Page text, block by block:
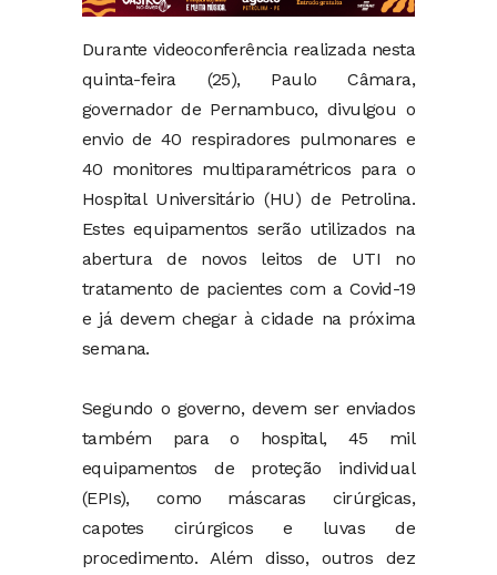
Durante videoconferência realizada nesta
quinta-feira (25), Paulo Câmara,
governador de Pernambuco, divulgou o
envio de 40 respiradores pulmonares e
40 monitores multiparamétricos para o
Hospital Universitário (HU) de Petrolina.
Estes equipamentos serão utilizados na
abertura de novos leitos de UTI no
tratamento de pacientes com a Covid-19
e já devem chegar à cidade na próxima
semana.
Segundo o governo, devem ser enviados
também para o hospital, 45 mil
equipamentos de proteção individual
(EPIs), como máscaras cirúrgicas,
capotes cirúrgicos e luvas de
procedimento. Além disso, outros dez